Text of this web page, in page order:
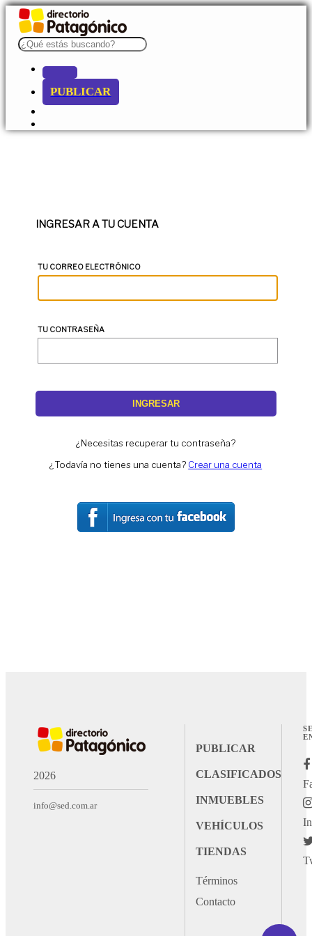
PUBLICAR
INGRESAR A TU CUENTA
TU CORREO ELECTRÓNICO
TU CONTRASEÑA
INGRESAR
¿Necesitas recuperar tu contraseña?
¿Todavía no tienes una cuenta? Crear una cuenta
2026
info@sed.com.ar
PUBLICAR
CLASIFICADOS
INMUEBLES
VEHÍCULOS
TIENDAS
Términos
Contacto